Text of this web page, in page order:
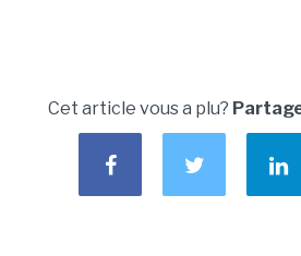
Cet article vous a plu?